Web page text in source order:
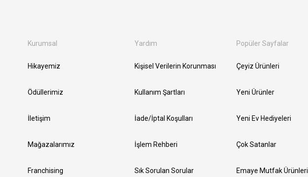
Kurumsal
Hikayemiz
Ödüllerimiz
İletişim
Mağazalarımız
Franchising
Yardım
Kişisel Verilerin Korunması
Kullanım Şartları
İade/İptal Koşulları
İşlem Rehberi
Sık Sorulan Sorular
Popüler Sayfalar
Çeyiz Ürünleri
Yeni Ürünler
Yeni Ev Hediyeleri
Çok Satanlar
Emaye Mutfak Ürünleri